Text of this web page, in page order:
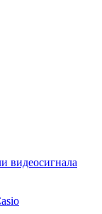
видеосигнала